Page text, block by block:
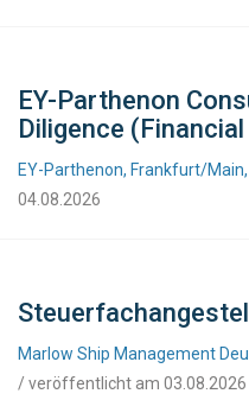
EY-Parthenon
Diligence
EY-Parthenon, Frankfurt/
04.08.2026
Marlow Ship Management
/ veröffentlicht am 03.08.2026